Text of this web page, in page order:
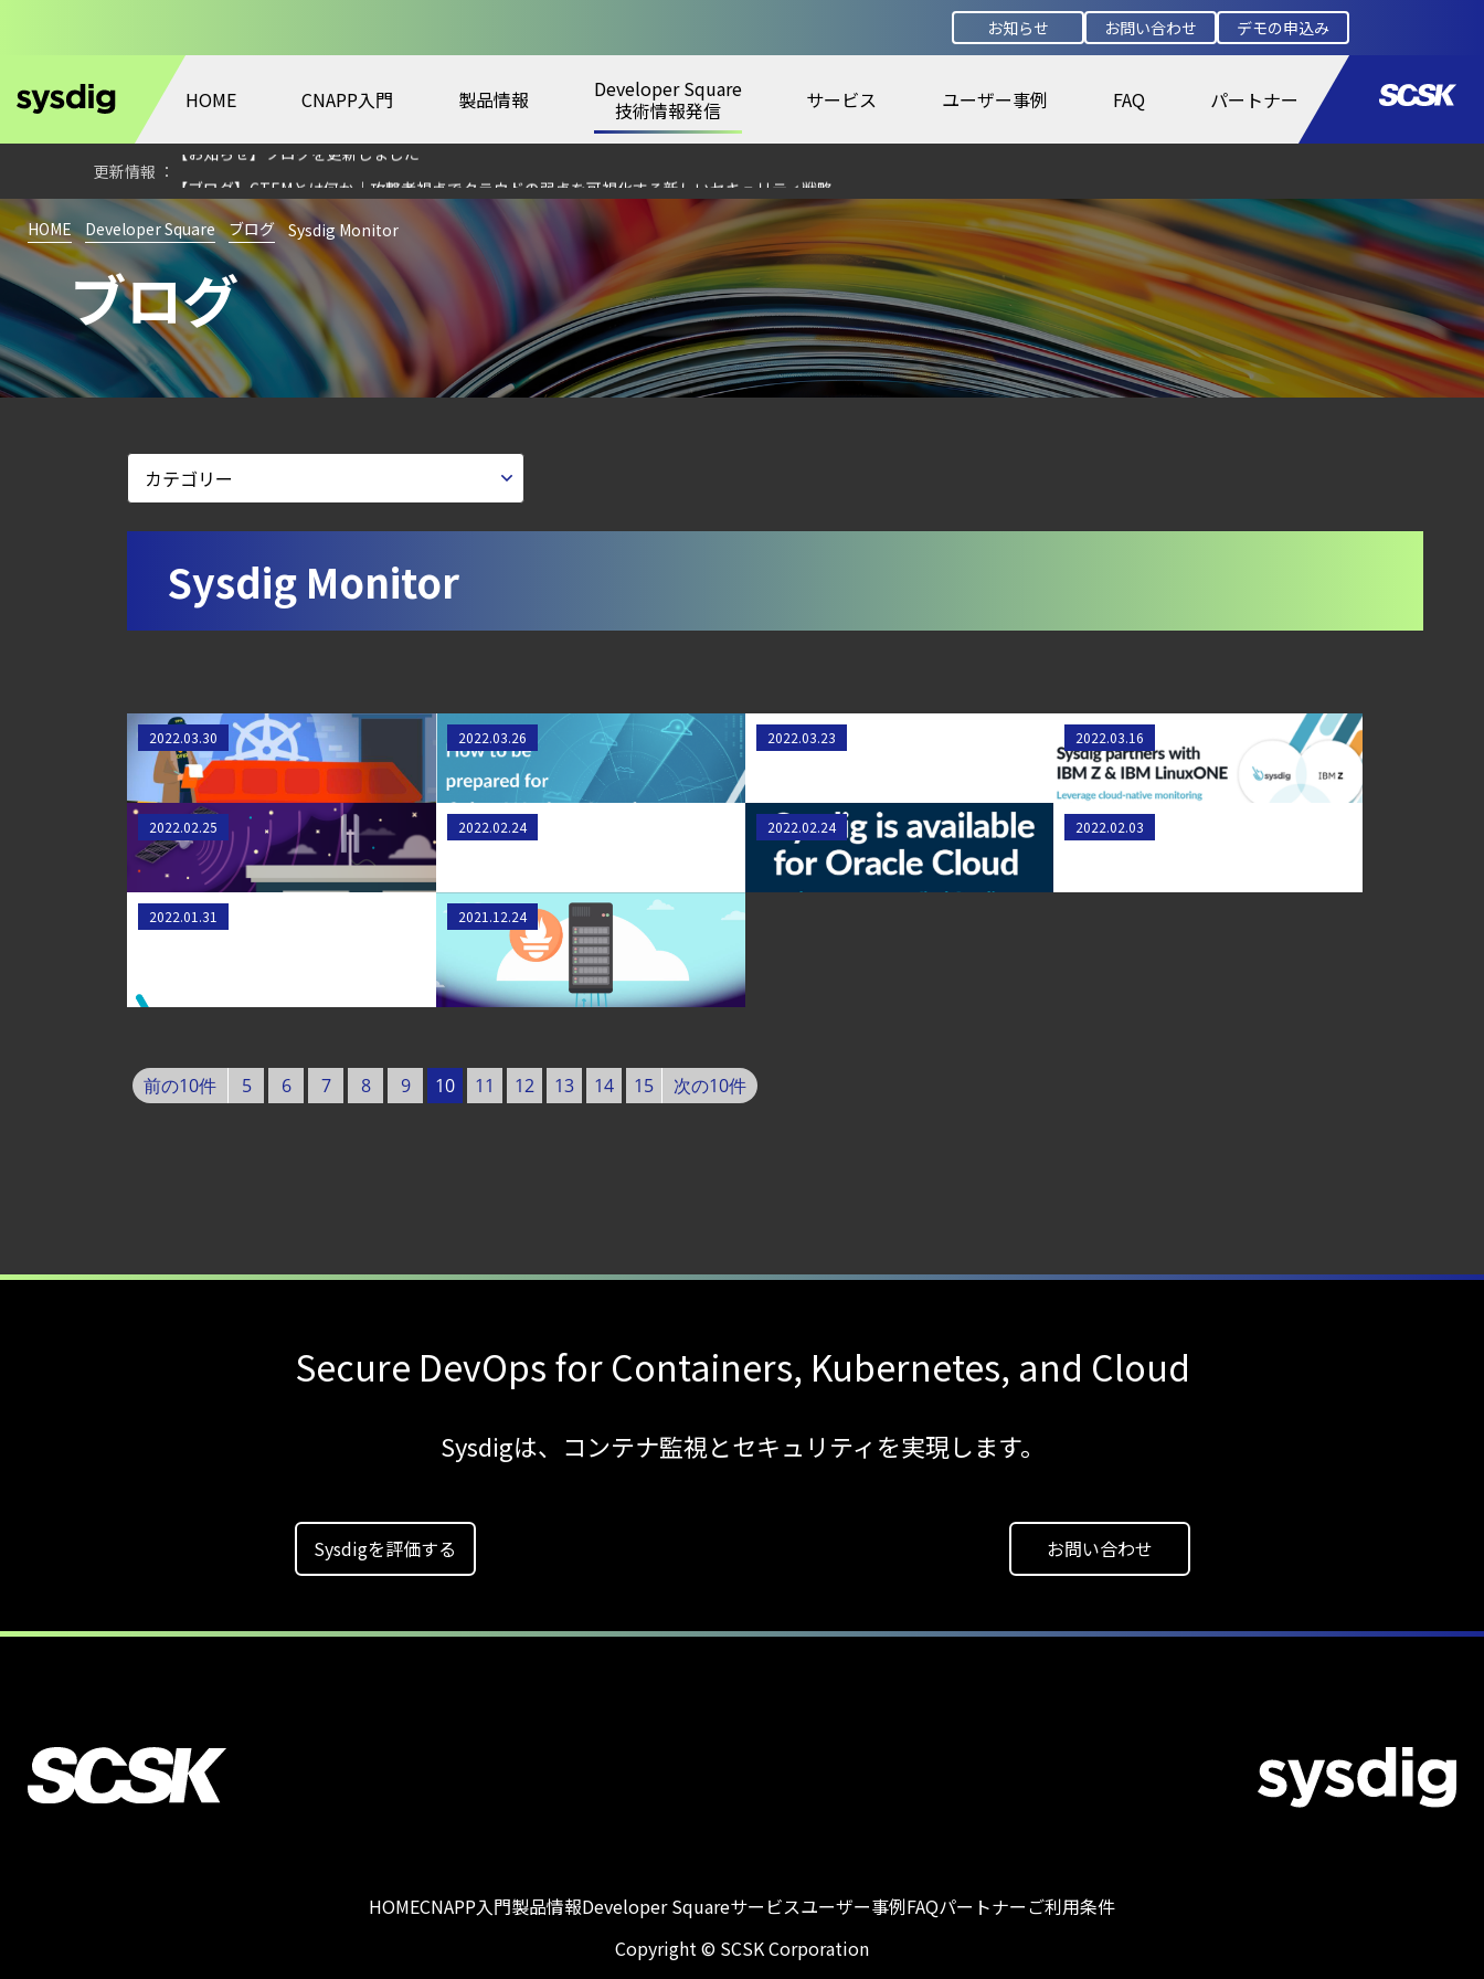
お知らせ お問い合わせ デモの申込み
HOME CNAPP入門 製品情報
Developer Square
技術情報発信
サービス ユーザー事例 FAQ パートナー
【ブログ】AWS/GCP 標準ツールでは守れない？Falco を超える Sysdig Secure によるセキュリティの新常識
【ブログ】JADEPUFFER の進化：エージェント型脅威アクターが AI モデルの破壊を目的としたランサムウェアを展開
【ブログ】セキュリティブリーフィング：2026年6月
【ブログ】CWPP（Cloud Workload Protection Platform）とは？クラウドワークロードを守る最新セキュリティ基盤
【ブログ】CISO のための Headless Cloud Security ガイド
【ブログ】コンテナセキュリティとは？クラウドネイティブ時代に必要な対策の全体像
【お知らせ】ブログを更新しました
【ブログ】AI が 2026 年に脅威の状況を根本から変えた 4 つの側面
【ブログ】AIワークロードのコンテナセキュリティ｜LLM・GPU環境を守る新しい視点
【ブログ】CSPMとは？クラウド構成ミスを未然に防ぐSecurity Posture Managementの全体像
【ブログ】CNAPP選定ガイド｜計画フェーズで失敗しない統合プラットフォームの選び方
【ブログ】サーバ・コンテナの統合セキュリティ強化 第4回： Sysdig・JP1・Illumio連携における自動隔離検証 ―
検知イベント取り扱いの課題と解消策
【ブログ】CTEMとは何か｜攻撃者視点でクラウドの弱点を可視化する新しいセキュリティ戦略
【ブログ】JADEPUFFER の進化：エージェント型脅威アクターが AI モデルの破壊を目的としたランサムウェアを展開
【ブログ】セキュリティブリーフィング：2026年6月
【ブログ】CWPP（Cloud Workload Protection Platform）とは？クラウドワークロードを守る最新セキュリティ基盤
【ブログ】CISO のための Headless Cloud Security ガイド
【ブログ】コンテナセキュリティとは？クラウドネイティブ時代に必要な対策の全体像
【ブログ】セキュリティ運用の効率化を実現するSysdigとSIEMの連携：Agent Local機能の実装ガイド
【ブログ】CSPMとは？クラウド構成ミスを未然に防ぐSecurity Posture Managementの全体像
ブログ
HOME Developer Square ブログ Sysdig Monitor
Sysdig Monitor
デジタルフォレンジックの基本：
Kubernetes DFIRにおける実践的
ガイド
2022.03.30 サイバー戦争攻撃にどう備えるか
2022.03.26 Sysdigの最新情報 - 2022年3月
2022.03.23
IBM Z アプリケーション環境を
Sysdigでモダナイゼーションする
2022.03.16
PrometheusでStarlinkを監視する
方法
2022.02.25 Sysdigの新機能 - 2022年2月
2022.02.24
プレスリリース：Sysdigのセキュ
リティ可視化ソリューションが
Oracle Cloudで利用可能に
2022.02.24 Sysdigの新機能 - 2022年1月
2022.02.03
Sysdig 2022年版クラウドネイティ
を把握する
2022.01.31
CSGOの監視- Prometheusにおけ
る Counter-Strike : Global
Offensive
2021.12.24
前の10件 5 6 7 8 9 10 11 12 13 14 15 次の10件
Secure DevOps for Containers, Kubernetes, and Cloud
Sysdigは、コンテナ監視とセキュリティを実現します。
Sysdigを評価する お問い合わせ
HOMECNAPP入門製品情報Developer Squareサービスユーザー事例FAQパートナーご利用条件
Copyright © SCSK Corporation